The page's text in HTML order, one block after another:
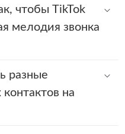
чтобы TikTok
мелодия звонка
разные
на